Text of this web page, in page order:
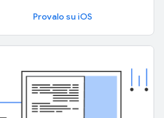
Provalo su iOS